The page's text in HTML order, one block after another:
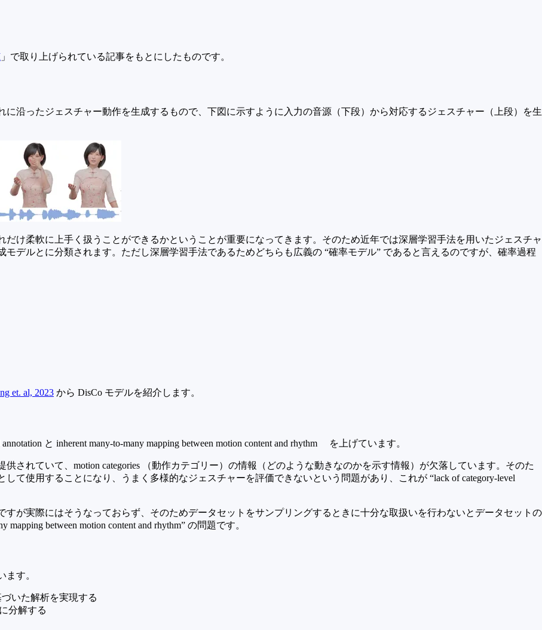
」で取り上げられている記事をもとにしたものです。
沿ったジェスチャー動作を生成するもので、下図に示すように入力の音源（下段）から対応するジェスチャー（上段）を生
け柔軟に上手く扱うことができるかということが重要になってきます。そのため近年では深層学習手法を用いたジェスチャ
デルとに分類されます。ただし深層学習手法であるためどちらも広義の “確率モデル” であると言えるのですが、確率過程
et. al, 2023 から DisCo モデルを紹介します。
と inherent many-to-many mapping between motion content and rhythm を上げています。
されていて、motion categories （動作カテゴリー）の情報（どのような動きなのかを示す情報）が欠落しています。そのた
て使用することになり、うまく多様的なジェスチャーを評価できないという問題があり、これが “lack of category-level
が実際にはそうなっておらず、そのためデータセットをサンプリングするときに十分な取扱いを行わないとデータセットの
between motion content and rhythm” の問題です。
ます。
いた解析を実現する
分解する